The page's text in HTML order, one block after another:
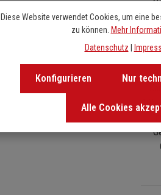
Diese Website verwendet Cookies, um eine
zu können. Mehr
Datenschutz |
Nur
Konfigurieren
Alle Cookies